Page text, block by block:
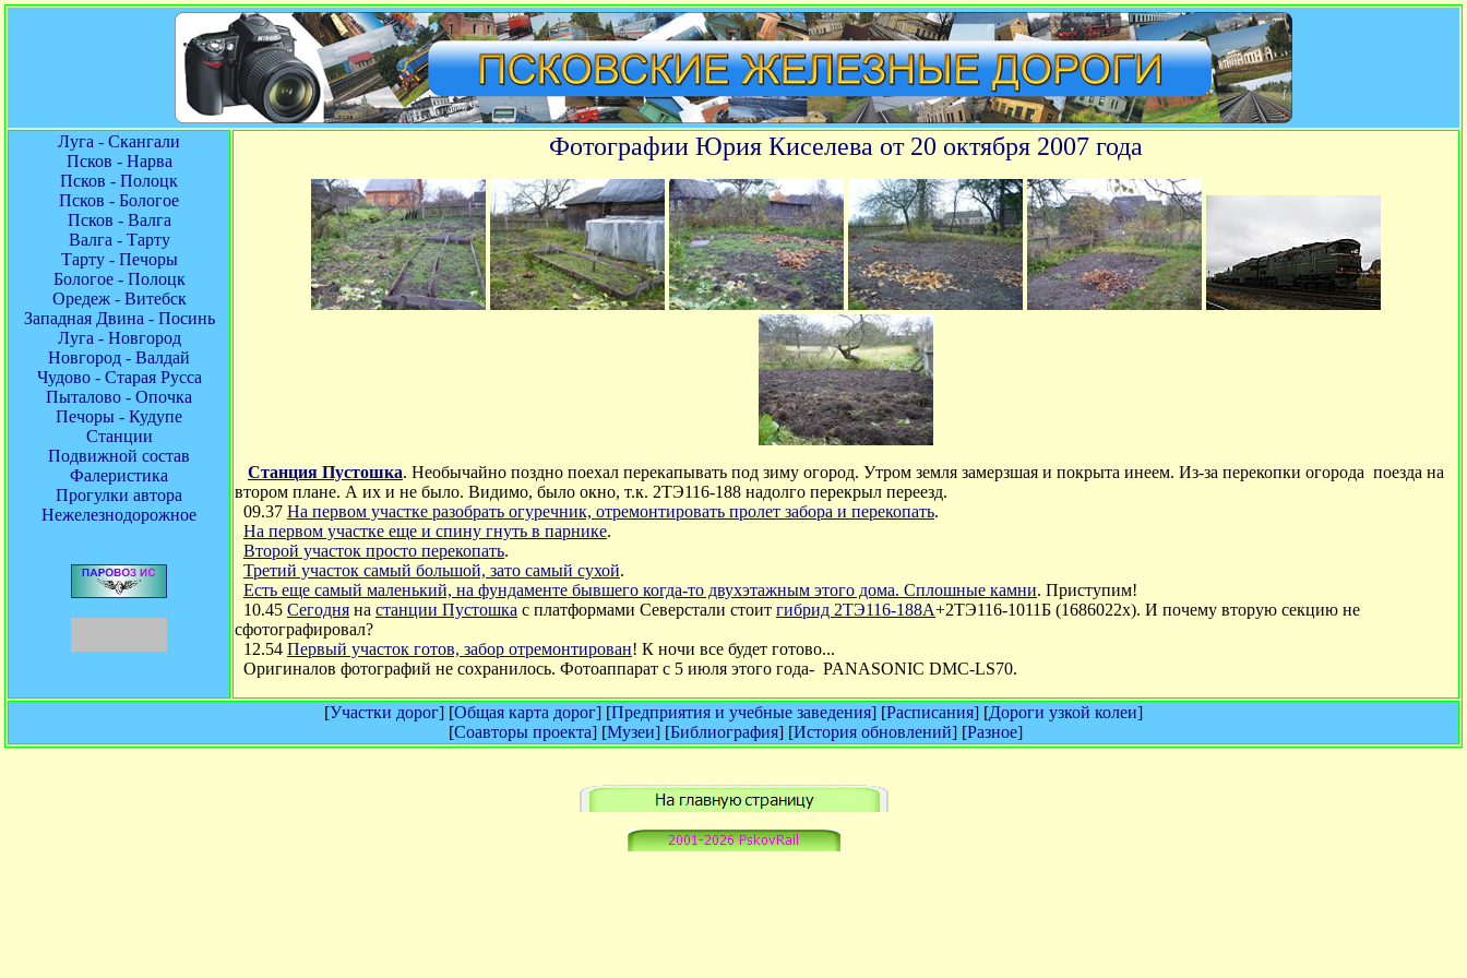
Луга - Скангали
Псков - Нарва
Псков - Полоцк
Псков - Бологое
Псков - Валга
Валга - Тарту
Тарту - Печоры
Бологое - Полоцк
Оредеж - Витебск
Западная Двина - Посинь
Луга - Новгород
Новгород - Валдай
Чудово - Старая Русса
Пыталово - Опочка
Печоры - Кудупе
Станции
Подвижной состав
Фалеристика
Прогулки автора
Нежелезнодорожное
Фотографии Юрия Киселева от 20 октября 2007 года
Станция Пустошка. Необычайно поздно поехал перекапывать под зиму огород. Утром земля замерзшая и покрыта инеем. Из-за перекопки огорода поезда на
втором плане. А их и не было. Видимо, было окно, т.к. 2ТЭ116-188 надолго перекрыл переезд.
09.37 На первом участке разобрать огуречник, отремонтировать пролет забора и перекопать.
На первом участке еще и спину гнуть в парнике.
Второй участок просто перекопать.
Третий участок самый большой, зато самый сухой.
Есть еще самый маленький, на фундаменте бывшего когда-то двухэтажным этого дома. Сплошные камни. Приступим!
10.45 Сегодня на станции Пустошка с платформами Северстали стоит гибрид 2ТЭ116-188А+2ТЭ116-1011Б (1686022х). И почему вторую секцию не
сфотографировал?
12.54 Первый участок готов, забор отремонтирован! К ночи все будет готово...
Оригиналов фотографий не сохранилось. Фотоаппарат с 5 июля этого года- PANASONIC DMC-LS70.
[Участки дорог] [Общая карта дорог] [Предприятия и учебные заведения] [Расписания] [Дороги узкой колеи]
[Соавторы проекта] [Музеи] [Библиография] [История обновлений] [Разное]